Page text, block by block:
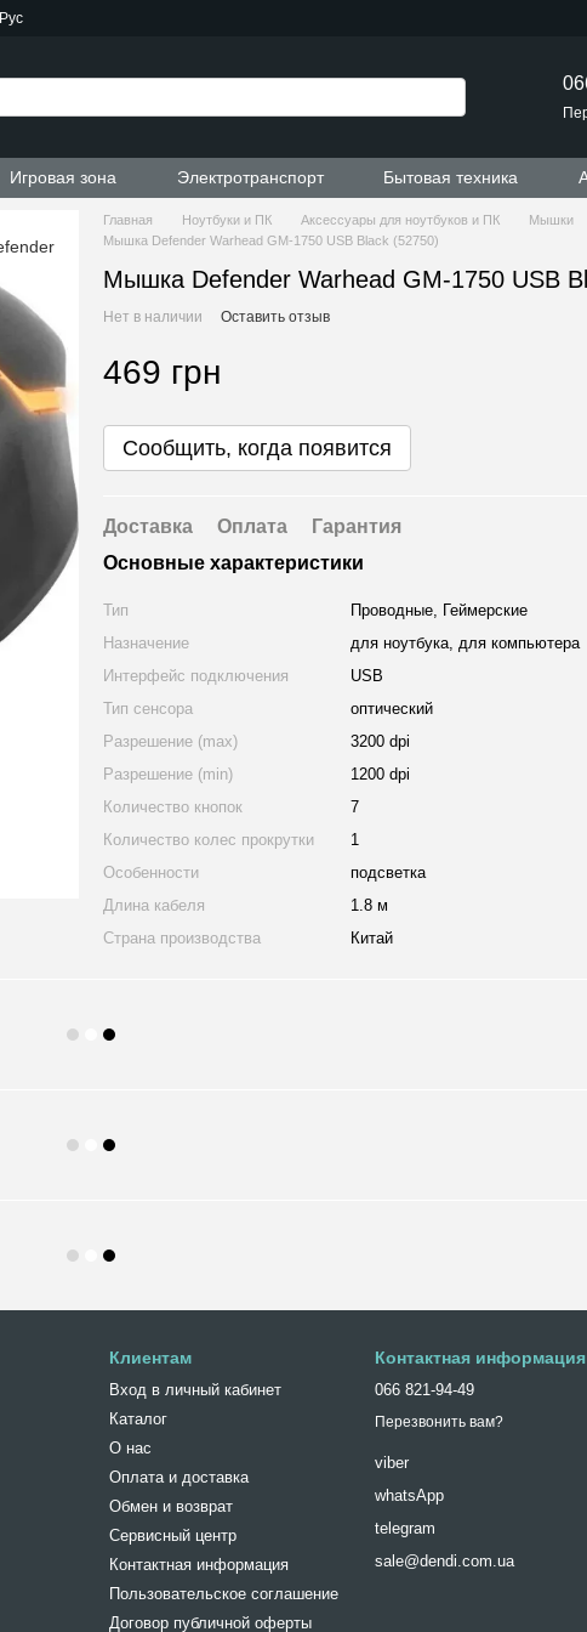
Рус
Игровая зона Электротранспорт Бытовая техника
Главная Ноутбуки и ПК Аксессуары для ноутбуков и ПК Мышки
Мышка Defender Warhead GM-1750 USB Black (52750)
Мышка Defender Warhead GM-1750 USB
Нет в наличии Оставить отзыв
469 грн
Сообщить, когда появится
Доставка Оплата
Гарантия
Основные характеристики
Тип
Проводные, Геймерские
Назначение
для ноутбука, для компьютера
Интерфейс подключения
USB
Тип сенсора
оптический
Разрешение (max)
3200 dpi
Разрешение (min)
1200 dpi
Количество кнопок
7
Количество колес прокрутки
1
Особенности
подсветка
Длина кабеля
1.8 м
Страна производства
Китай
Клиентам
Вход в личный кабинет
Каталог
О нас
Оплата и доставка
Обмен и возврат
Сервисный центр
Контактная информация
Пользовательское соглашение
Договор публичной оферты
Контактная информация
066 821-94-49
Перезвонить вам?
viber
whatsApp
telegram
sale@dendi.com.ua